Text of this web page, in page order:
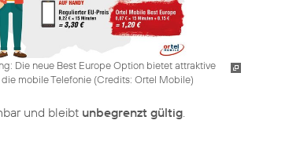
Die neue Best Europe Option bietet attraktive
mobile Telefonie (Credits: Ortel Mobile)
und bleibt unbegrenzt gültig.